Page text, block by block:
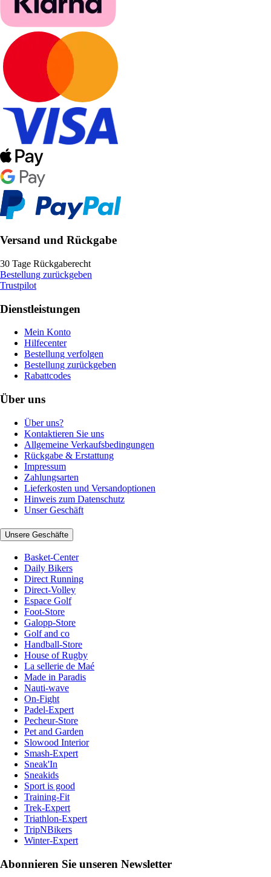
Versand und Rückgabe
30 Tage Rückgaberecht
Bestellung zurückgeben
Trustpilot
Dienstleistungen
Mein Konto
Hilfecenter
Bestellung verfolgen
Bestellung zurückgeben
Rabattcodes
Über uns
Über uns?
Kontaktieren Sie uns
Allgemeine Verkaufsbedingungen
Rückgabe & Erstattung
Impressum
Zahlungsarten
Lieferkosten und Versandoptionen
Hinweis zum Datenschutz
Unser Geschäft
Unsere Geschäfte
Basket-Center
Daily Bikers
Direct Running
Direct-Volley
Espace Golf
Foot-Store
Galopp-Store
Golf and co
Handball-Store
House of Rugby
La sellerie de Maé
Made in Paradis
Nauti-wave
On-Fight
Padel-Expert
Pecheur-Store
Pet and Garden
Slowood Interior
Smash-Expert
Sneak'In
Sneakids
Sport is good
Training-Fit
Trek-Expert
Triathlon-Expert
TripNBikers
Winter-Expert
Abonnieren Sie unseren Newsletter